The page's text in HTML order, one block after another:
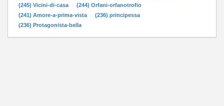
(245) Vicini-di-casa
(244) Orfani-orfanotrofio
(241) Amore-a-prima-vista
(236) principessa
(236) Protagonista-bella